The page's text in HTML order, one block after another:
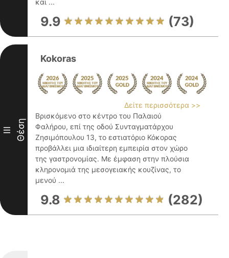
και ...
9.9 (73)
III Θέση
Kokoras
Δείτε περισσότερα >>
Βρισκόμενο στο κέντρο του Παλαιού
Φαλήρου, επί της οδού Συνταγματάρχου
Ζησιμόπουλου 13, το εστιατόριο Κόκορας
προβάλλει μια ιδιαίτερη εμπειρία στον χώρο
της γαστρονομίας. Με έμφαση στην πλούσια
κληρονομιά της μεσογειακής κουζίνας, το
μενού ...
9.8 (282)